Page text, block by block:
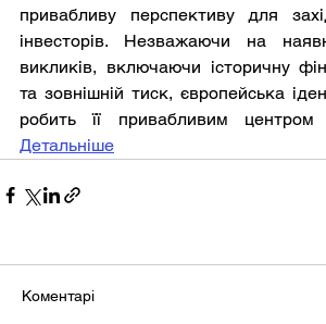
привабливу перспективу для
інвесторів. Незважаючи на
викликів, включаючи історичну
та зовнішній тиск, європейська
Детальніше
Коментарі